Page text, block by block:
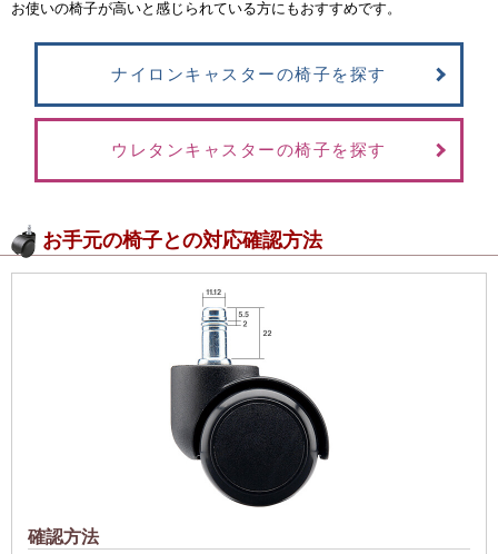
お使いの椅子が高いと感じられている方にもおすすめです。
ナイロンキャスターの椅子を探す
ウレタンキャスターの椅子を探す
お手元の椅子との対応確認方法
確認方法